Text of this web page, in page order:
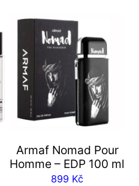
Armaf Nomad Pour
Homme – EDP 100 ml
899 Kč